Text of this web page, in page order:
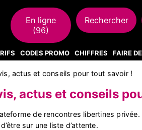
En ligne
(96)
Rechercher
CODES PROMO CHIFFRES FAIRE
actus et conseils pour tout savoir !
actus et conseils
de rencontres libertines
sur une liste d’attente.